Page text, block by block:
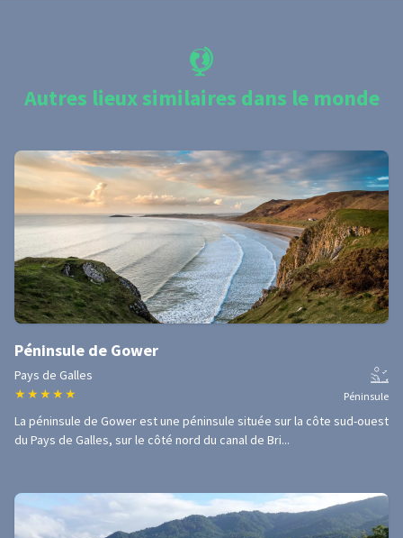
Autres lieux similaires dans le monde
Péninsule de Gower
Pays de Galles
★ ★ ★ ★ ★ Péninsule
La péninsule de Gower est une péninsule située sur la côte sud-ouest
du Pays de Galles, sur le côté nord du canal de Bri...